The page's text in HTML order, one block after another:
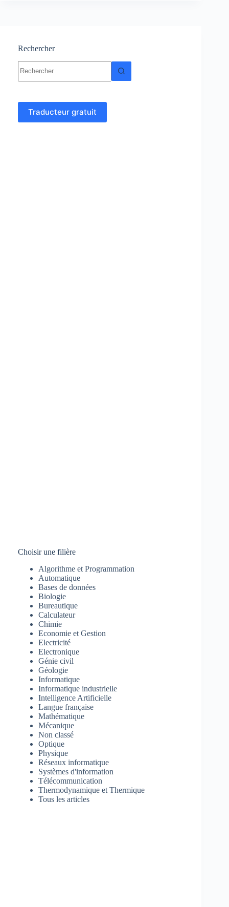
Rechercher
résultat
Traducteur gratuit
Choisir une filière
Algorithme et Programmation
Automatique
Bases de données
Biologie
Bureautique
Calculateur
Chimie
Economie et Gestion
Electricité
Electronique
Génie civil
Géologie
Informatique
Informatique industrielle
Intelligence Artificielle
Langue française
Mathématique
Mécanique
Non classé
Optique
Physique
Réseaux informatique
Systèmes d'information
Télécommunication
Thermodynamique et Thermique
Tous les articles